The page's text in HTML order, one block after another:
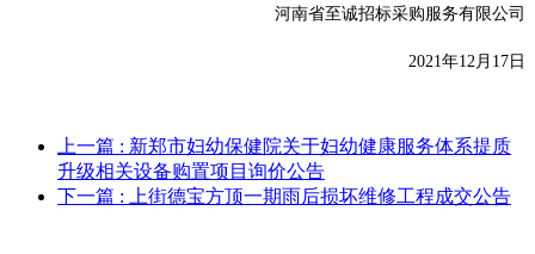
河南省至诚招标采购服务有限公司
2021年12月17 日
上一篇 : 新郑市妇幼保健院关于妇幼健康服务体系提质
升级相关设备购置项目询价公告
下一篇 : 上街德宝方顶一期雨后损坏维修工程成交公告